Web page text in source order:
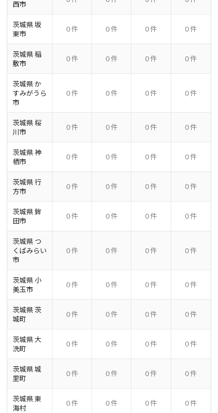
西市
茨城県 坂
東市
0 件 0 件 0 件 0 件
茨城県 稲
敷市
0 件 0 件 0 件 0 件
茨城県 か
すみがうら
市
0 件 0 件 0 件 0 件
茨城県 桜
川市
0 件 0 件 0 件 0 件
茨城県 神
栖市
0 件 0 件 0 件 0 件
茨城県 行
方市
0 件 0 件 0 件 0 件
茨城県 鉾
田市
0 件 0 件 0 件 0 件
茨城県 つ
くばみらい
市
0 件 0 件 0 件 0 件
茨城県 小
美玉市
0 件 0 件 0 件 0 件
茨城県 茨
城町
0 件 0 件 0 件 0 件
茨城県 大
洗町
0 件 0 件 0 件 0 件
茨城県 城
里町
0 件 0 件 0 件 0 件
茨城県 東
海村
0 件 0 件 0 件 0 件